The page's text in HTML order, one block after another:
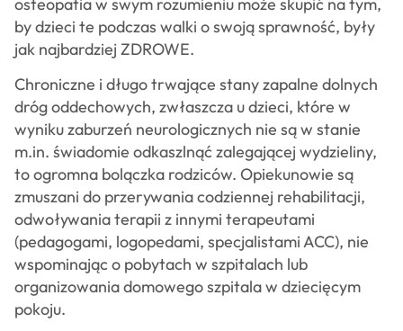
by dzieci te podczas walki o swoją sprawność, były
jak najbardziej ZDROWE.
Chroniczne i długo trwające stany zapalne dolnych
dróg oddechowych, zwłaszcza u dzieci, które w
wyniku zaburzeń neurologicznych nie są w stanie
m.in. świadomie odkaszlnąć zalegającej wydzieliny,
to ogromna bolączka rodziców. Opiekunowie są
zmuszani do przerywania codziennej rehabilitacji,
odwoływania terapii z innymi terapeutami
(pedagogami, logopedami, specjalistami ACC), nie
wspominając o pobytach w szpitalach lub
organizowania domowego szpitala w dziecięcym
pokoju.